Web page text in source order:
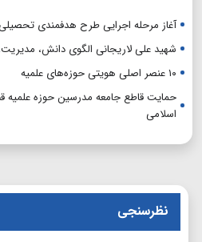
آغاز مرحله اجرایی طرح هدفمندی
شهید علی لاریجانی الگوی دانش،
۱۰ عنصر اصلی هویتی حوزه‌های علمیه
حمایت قاطع جامعه مدرسین حوزه علمیه قم
اسلامی
نظرسنجی